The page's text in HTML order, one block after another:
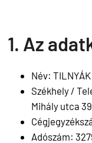
1. Az
Név:
Székhely /
Mihály utca
Adószám: